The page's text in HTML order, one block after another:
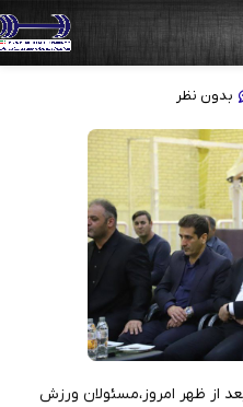
تیم‌های وزنه‌برداری در سرعین
بدون نظر
از ظهر امروز،مسئولان ورزش